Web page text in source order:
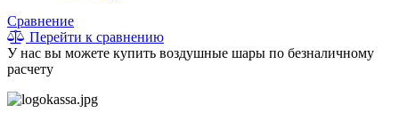
Сравнение
Перейти к сравнению
У нас вы можете купить воздушные шары по безналичному
расчету